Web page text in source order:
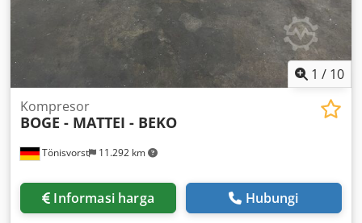
1 / 10
Tönisvorst 11.292 km
Kompresor
BOGE - MATTEI - BEKO
Informasi harga Hubungi